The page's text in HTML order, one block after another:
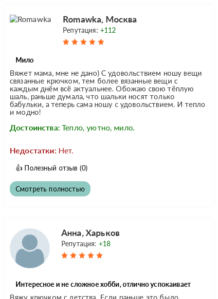
Romawka, Москва
Репутация: +112
Мило
Вяжет мама, мне не дано) С удовольствием ношу вещи
связанные крючком, тем более вязанные вещи с
каждым днём всё актуальнее. Обожаю свою тёплую
шаль, раньше думала, что шальки носят только
бабульки, а теперь сама ношу с удовольствием. И тепло
и модно!
Достоинства: Тепло, уютно, мило.
Недостатки: Нет.
👍 Полезный отзыв (0)
Смотреть полностью
Анна, Харьков
Репутация: +18
Интересное и не сложное хобби, отлично успокаивает
Вяжу крючком с детства. Если раньше это было